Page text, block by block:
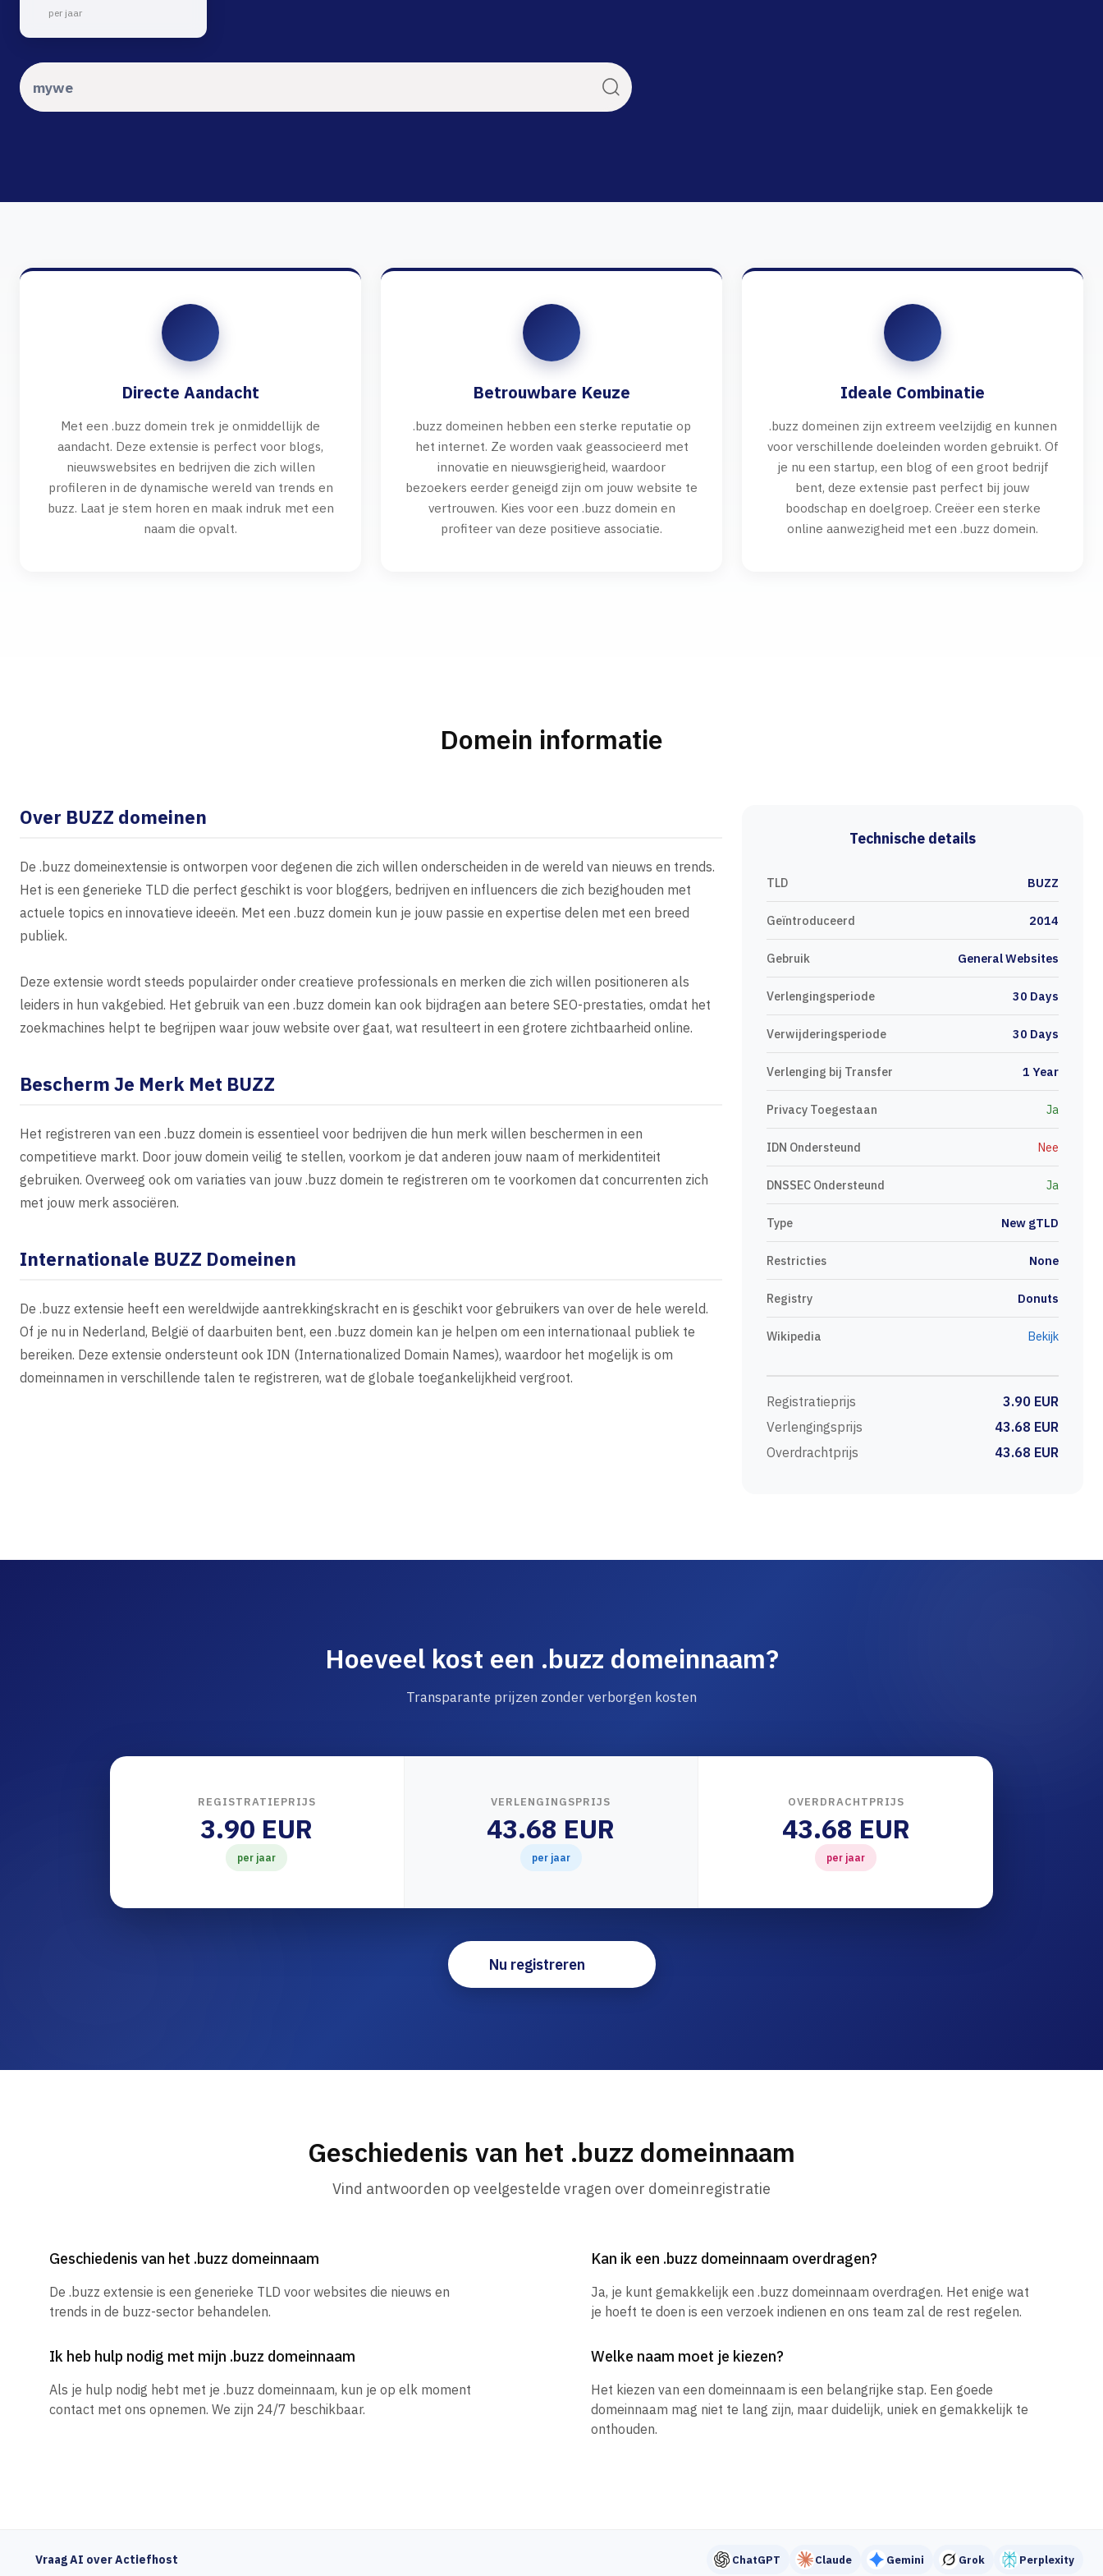
per jaar
Directe Aandacht
Met een .buzz domein trek je onmiddellijk de
aandacht. Deze extensie is perfect voor blogs,
nieuwswebsites en bedrijven die zich willen
profileren in de dynamische wereld van trends en
buzz. Laat je stem horen en maak indruk met een
naam die opvalt.
Betrouwbare Keuze
.buzz domeinen hebben een sterke reputatie op
het internet. Ze worden vaak geassocieerd met
innovatie en nieuwsgierigheid, waardoor
bezoekers eerder geneigd zijn om jouw website te
vertrouwen. Kies voor een .buzz domein en
profiteer van deze positieve associatie.
Ideale Combinatie
.buzz domeinen zijn extreem veelzijdig en kunnen
voor verschillende doeleinden worden gebruikt. Of
je nu een startup, een blog of een groot bedrijf
bent, deze extensie past perfect bij jouw
boodschap en doelgroep. Creëer een sterke
online aanwezigheid met een .buzz domein.
Domein informatie
Over BUZZ domeinen
De .buzz domeinextensie is ontworpen voor degenen die zich willen onderscheiden in de wereld van nieuws en trends.
Het is een generieke TLD die perfect geschikt is voor bloggers, bedrijven en influencers die zich bezighouden met
actuele topics en innovatieve ideeën. Met een .buzz domein kun je jouw passie en expertise delen met een breed
publiek.
Deze extensie wordt steeds populairder onder creatieve professionals en merken die zich willen positioneren als
leiders in hun vakgebied. Het gebruik van een .buzz domein kan ook bijdragen aan betere SEO-prestaties, omdat het
zoekmachines helpt te begrijpen waar jouw website over gaat, wat resulteert in een grotere zichtbaarheid online.
Bescherm Je Merk Met BUZZ
Het registreren van een .buzz domein is essentieel voor bedrijven die hun merk willen beschermen in een
competitieve markt. Door jouw domein veilig te stellen, voorkom je dat anderen jouw naam of merkidentiteit
gebruiken. Overweeg ook om variaties van jouw .buzz domein te registreren om te voorkomen dat concurrenten zich
met jouw merk associëren.
Internationale BUZZ Domeinen
De .buzz extensie heeft een wereldwijde aantrekkingskracht en is geschikt voor gebruikers van over de hele wereld.
Of je nu in Nederland, België of daarbuiten bent, een .buzz domein kan je helpen om een internationaal publiek te
bereiken. Deze extensie ondersteunt ook IDN (Internationalized Domain Names), waardoor het mogelijk is om
domeinnamen in verschillende talen te registreren, wat de globale toegankelijkheid vergroot.
Technische details
TLD BUZZ
Geïntroduceerd 2014
Gebruik General Websites
Verlengingsperiode 30 Days
Verwijderingsperiode 30 Days
Verlenging bij Transfer 1 Year
Privacy Toegestaan Ja
IDN Ondersteund Nee
DNSSEC Ondersteund Ja
Type New gTLD
Restricties None
Registry Donuts
Wikipedia Bekijk
Registratieprijs
3.90 EUR
Verlengingsprijs
43.68 EUR
Overdrachtprijs
43.68 EUR
Hoeveel kost een .buzz domeinnaam?
Transparante prijzen zonder verborgen kosten
REGISTRATIEPRIJS
3.90 EUR
per jaar
VERLENGINGSPRIJS
43.68 EUR
per jaar
OVERDRACHTPRIJS
43.68 EUR
per jaar
Nu registreren
Geschiedenis van het .buzz domeinnaam
Vind antwoorden op veelgestelde vragen over domeinregistratie
Geschiedenis van het .buzz domeinnaam
De .buzz extensie is een generieke TLD voor websites die nieuws en
trends in de buzz-sector behandelen.
Kan ik een .buzz domeinnaam overdragen?
Ja, je kunt gemakkelijk een .buzz domeinnaam overdragen. Het enige wat
je hoeft te doen is een verzoek indienen en ons team zal de rest regelen.
Ik heb hulp nodig met mijn .buzz domeinnaam
Als je hulp nodig hebt met je .buzz domeinnaam, kun je op elk moment
contact met ons opnemen. We zijn 24/7 beschikbaar.
Welke naam moet je kiezen?
Het kiezen van een domeinnaam is een belangrijke stap. Een goede
domeinnaam mag niet te lang zijn, maar duidelijk, uniek en gemakkelijk te
onthouden.
Vraag AI over Actiefhost ChatGPT Claude Gemini Grok Perplexity